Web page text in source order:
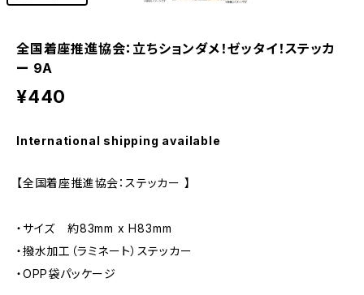
全国着座推進協会：立ちションダメ！ゼッタイ！ステッカ
ー 9A
¥440
International shipping available
【全国着座推進協会：ステッカー 】
・サイズ 約83mm x H83mm
・撥水加工（ラミネート）ステッカー
・OPP袋パッケージ